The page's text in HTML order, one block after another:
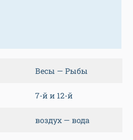
Весы — Рыбы
7-й и 12-й
воздух — вода